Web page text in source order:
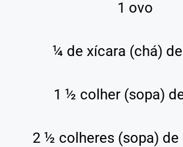
1 ovo
¼ de xícara (chá)
1 ½ colher (sopa)
2 ½ colheres (sopa) de